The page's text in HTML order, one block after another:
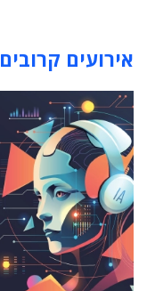
אירועים קרובים